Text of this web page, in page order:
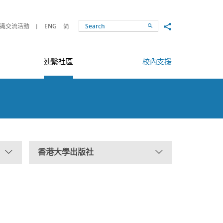
交流活動 ENG 简 SearchShare to
連繫社區 校內支援
香港大學出版社